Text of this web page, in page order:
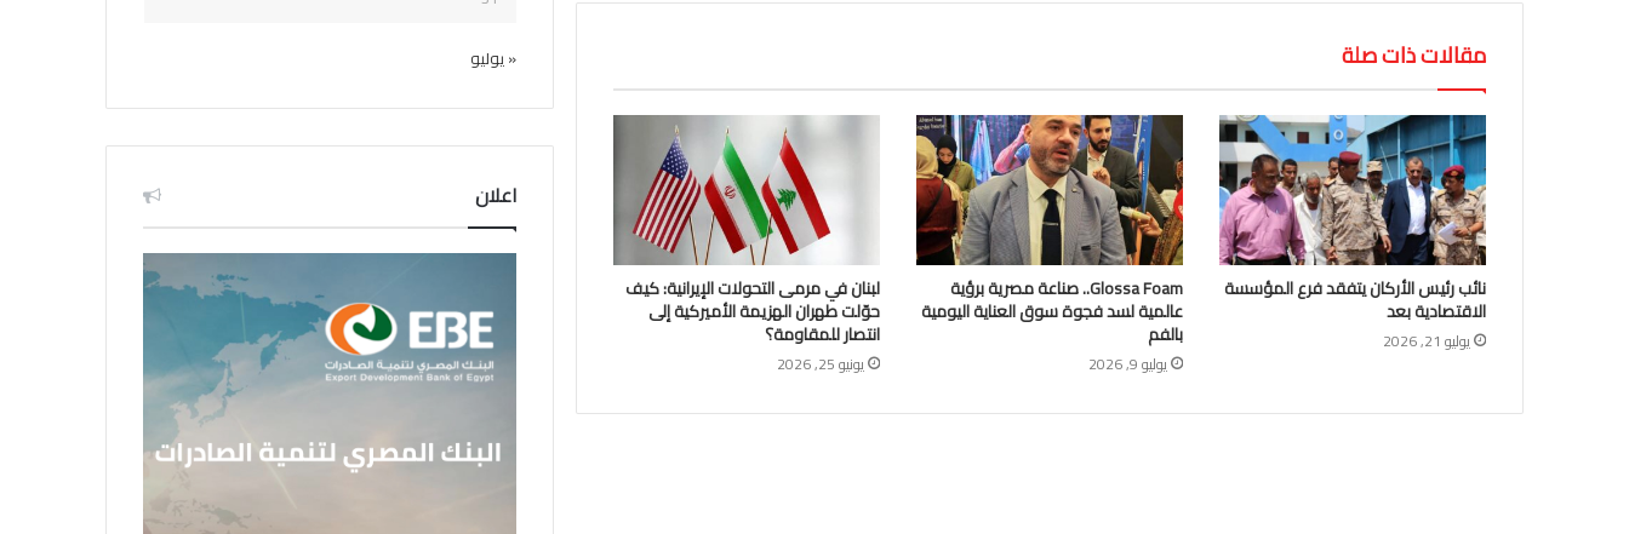
مقالات ذات صلة
نائب رئيس الأركان يتفقد فرع المؤسسة
الاقتصادية بعد
يوليو 21, 2026
Glossa Foam.. صناعة مصرية برؤية
عالمية لسد فجوة سوق العناية اليومية
بالفم
يوليو 9, 2026
لبنان في مرمى التحولات الإيرانية: كيف
حوّلت طهران الهزيمة الأميركية إلى
انتصار للمقاومة؟
يونيو 25, 2026
« يوليو
اعلان